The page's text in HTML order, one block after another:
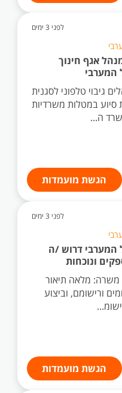
לפני 3 ימים
אגף חינוך
המערבי
גיבוי טלפוני לסגנית
סיוע במטלות משרדיות
ה...
הגשת מועמדות
לפני 3 ימים
המערבי דרוש /ה
ונוכחות
משרה: מלאה תיאור
ורישומם, וביצוע
הגשת מועמדות